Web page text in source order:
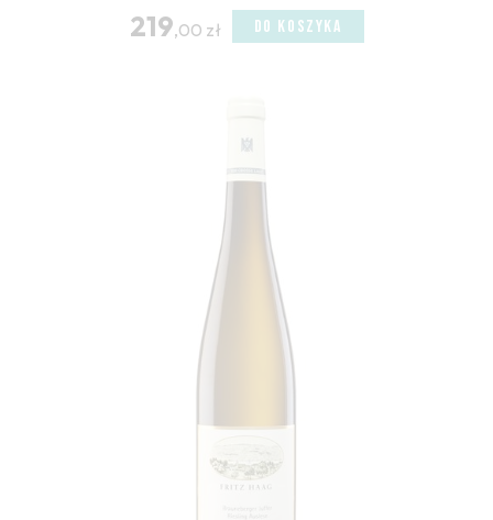
219,00 zł DO KOSZYKA